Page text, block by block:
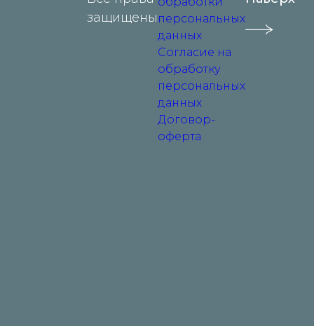
защищены персональных
данных
Согласие на
обработку
персональных
данных
Договор-
оферта